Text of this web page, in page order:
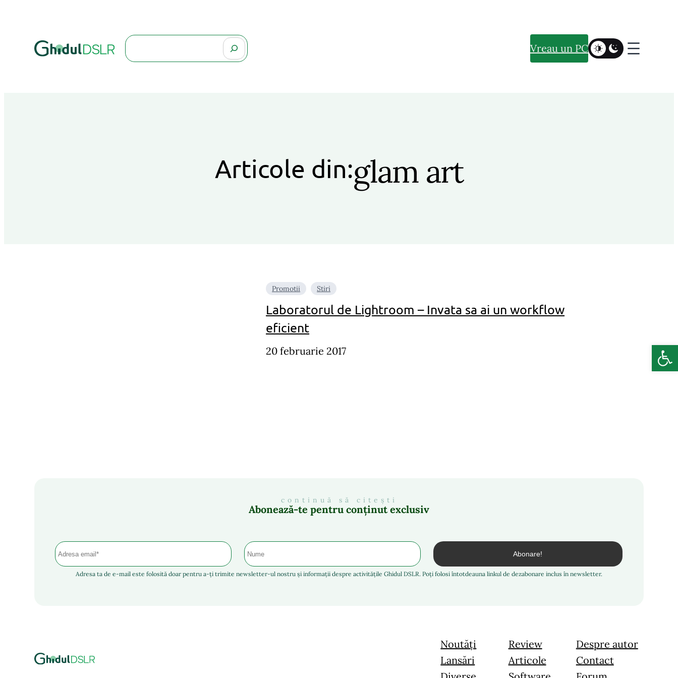
Search Vreau un PC
Articole din:glam art
Promotii Stiri
Laboratorul de Lightroom – Invata sa ai un workflow
eficient
20 februarie 2017
continuă să citești
Abonează-te pentru conținut exclusiv
Adresa ta de e-mail este folosită doar pentru a-ți trimite newsletter-ul nostru și informații despre activitățile Ghidul DSLR. Poți folosi întotdeauna linkul de dezabonare inclus în newsletter.
Noutăți
Lansări
Review
Articole
Despre autor
Contact